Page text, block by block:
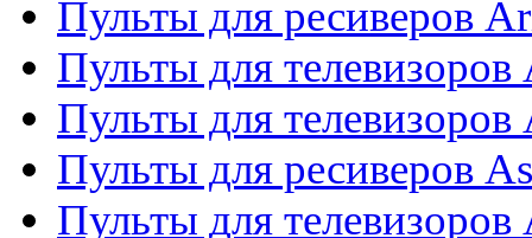
Пульты для ресиверов
Пульты для
Пульты для телевизоров
Пульты для ресиверов
Пульты для телевизоров